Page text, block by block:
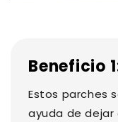
Beneficio
Estos parches
ayuda de dejar